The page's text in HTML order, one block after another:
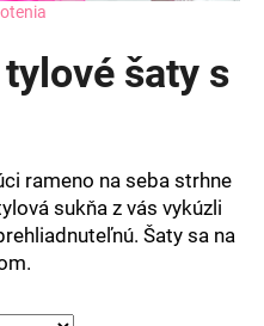
šaty s
rameno na seba strhne
sukňa z vás vykúzli
Šaty sa na